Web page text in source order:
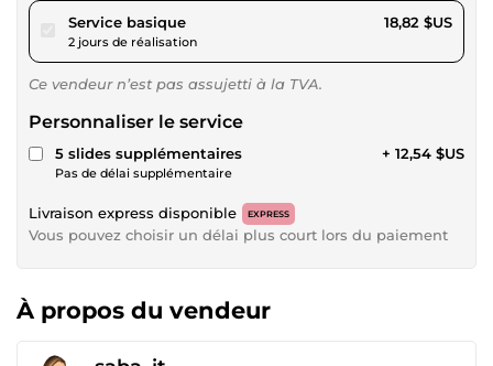
Service basiquepour 17,34 $US
2 jours de réalisation
18,82 $US
Ce vendeur n’est pas assujetti à la TVA.
Personnaliser le service
5 slides supplémentaires
Pas de délai supplémentaire
+ 12,54 $US
Livraison express disponible EXPRESS
Vous pouvez choisir un délai plus court lors du paiement
À propos du vendeur